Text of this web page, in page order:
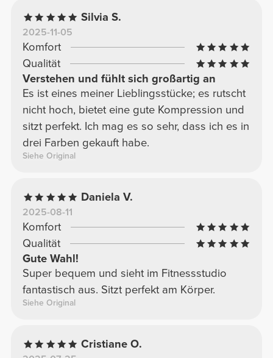
Silvia S.
2025-11-05
Komfort
Qualität
Verstehen und fühlt sich großartig an
Es ist eines meiner Lieblingsstücke; es rutscht
nicht hoch, bietet eine gute Kompression und
sitzt perfekt. Ich mag es so sehr, dass ich es in
drei Farben gekauft habe.
Siehe Original
Daniela V.
2025-08-11
Komfort
Qualität
Gute Wahl!
Super bequem und sieht im Fitnessstudio
fantastisch aus. Sitzt perfekt am Körper.
Siehe Original
Cristiane O.